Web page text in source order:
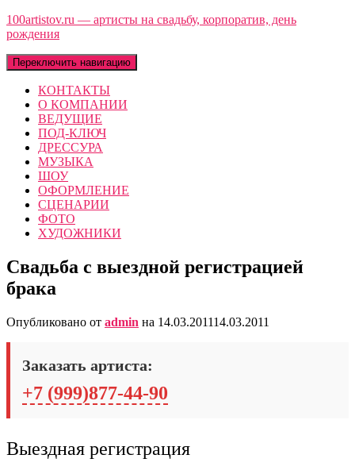
100artistov.ru — артисты на свадьбу, корпоратив, день
рождения
Переключить навигацию
КОНТАКТЫ
О КОМПАНИИ
ВЕДУЩИЕ
ПОД-КЛЮЧ
ДРЕССУРА
МУЗЫКА
ШОУ
ОФОРМЛЕНИЕ
СЦЕНАРИИ
ФОТО
ХУДОЖНИКИ
Свадьба с выездной регистрацией
брака
Опубликовано от admin на 14.03.201114.03.2011
Заказать артиста:
+7 (999)877-44-90
Выездная регистрация